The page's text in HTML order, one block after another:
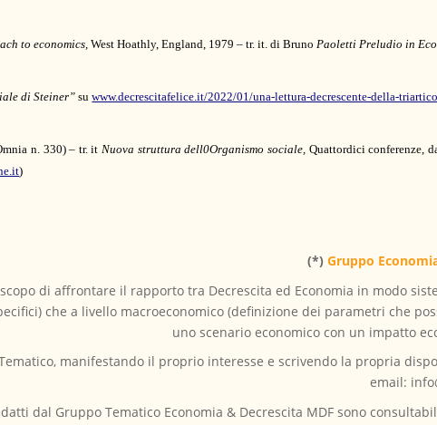
to economics,West Hoathly, England, 1979 – tr. it. di Bruno Paoletti Preludio in
di Steiner” suwww.decrescitafelice.it/2022/01/una-lettura-decrescente-della-
n. 330) – tr. it Nuova struttura dell0Organismo sociale, Quattordici conferenze,
)
(*) Gruppo
di affrontare il rapporto tra Decrescita ed Economia in modo
che a livello macroeconomico (definizione dei parametri che
uno scenario economico con un impatto
manifestando il proprio interesse e scrivendo la propria
email:
dal Gruppo Tematico Economia & Decrescita MDF sono